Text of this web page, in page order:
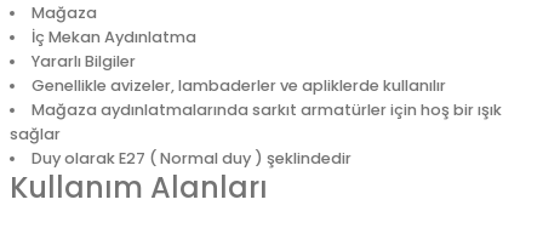
Mağaza
İç Mekan Aydınlatma
Yararlı Bilgiler
Genellikle avizeler, lambaderler ve apliklerde kullanılır
Mağaza aydınlatmalarında sarkıt armatürler için hoş bir ışık
sağlar
Duy olarak E27 ( Normal duy ) şeklindedir
Kullanım Alanları